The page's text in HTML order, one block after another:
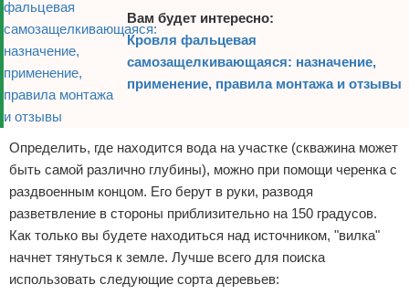
Вам будет интересно:
Кровля фальцевая
самозащелкивающаяся: назначение,
применение, правила монтажа и отзывы
Определить, где находится вода на участке (скважина может
быть самой различно глубины), можно при помощи черенка с
раздвоенным концом. Его берут в руки, разводя
разветвление в стороны приблизительно на 150 градусов.
Как только вы будете находиться над источником, "вилка"
начнет тянуться к земле. Лучше всего для поиска
использовать следующие сорта деревьев: